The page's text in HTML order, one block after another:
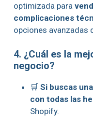
optimizada para
complicaciones
opciones avanzadas
4. ¿Cuál es la
negocio?
🛒 Si buscas
con todas las
Shopify.